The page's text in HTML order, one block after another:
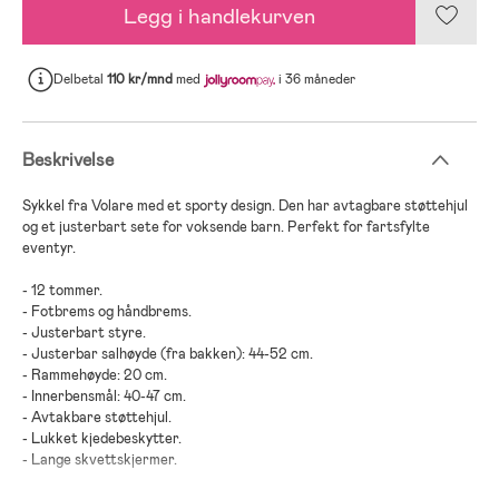
Legg i handlekurven
Delbetal 110 kr/mndmed i 36 måneder
Beskrivelse
Sykkel fra Volare med et sporty design. Den har avtagbare støttehjul
og et justerbart sete for voksende barn. Perfekt for fartsfylte
eventyr.
- 12 tommer.
- Fotbrems og håndbrems.
- Justerbart styre.
- Justerbar salhøyde (fra bakken): 44-52 cm.
- Rammehøyde: 20 cm.
- Innerbensmål: 40-47 cm.
- Avtakbare støttehjul.
- Lukket kjedebeskytter.
- Lange skvettskjermer.